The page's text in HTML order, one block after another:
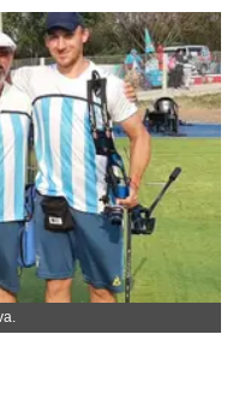
empresas